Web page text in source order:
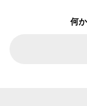
何